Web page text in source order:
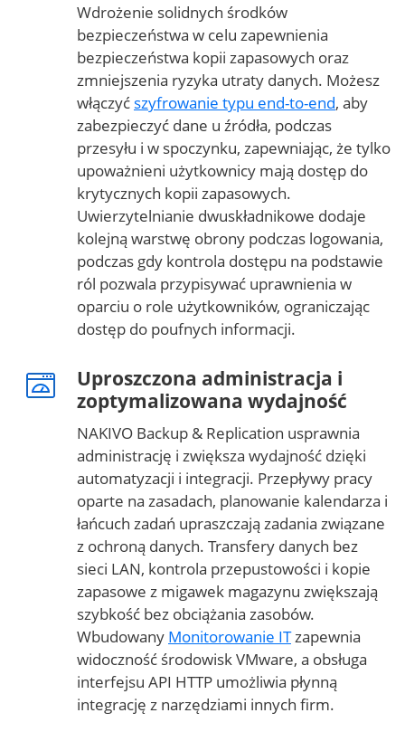
Wdrożenie solidnych środków
bezpieczeństwa w celu zapewnienia
bezpieczeństwa kopii zapasowych oraz
zmniejszenia ryzyka utraty danych. Możesz
włączyć szyfrowanie typu end-to-end, aby
zabezpieczyć dane u źródła, podczas
przesyłu i w spoczynku, zapewniając, że tylko
upoważnieni użytkownicy mają dostęp do
krytycznych kopii zapasowych.
Uwierzytelnianie dwuskładnikowe dodaje
kolejną warstwę obrony podczas logowania,
podczas gdy kontrola dostępu na podstawie
ról pozwala przypisywać uprawnienia w
oparciu o role użytkowników, ograniczając
dostęp do poufnych informacji.
Uproszczona administracja i
zoptymalizowana wydajność
NAKIVO Backup & Replication usprawnia
administrację i zwiększa wydajność dzięki
automatyzacji i integracji. Przepływy pracy
oparte na zasadach, planowanie kalendarza i
łańcuch zadań upraszczają zadania związane
z ochroną danych. Transfery danych bez
sieci LAN, kontrola przepustowości i kopie
zapasowe z migawek magazynu zwiększają
szybkość bez obciążania zasobów.
Wbudowany Monitorowanie ITzapewnia
widoczność środowisk VMware, a obsługa
interfejsu API HTTP umożliwia płynną
integrację z narzędziami innych firm.